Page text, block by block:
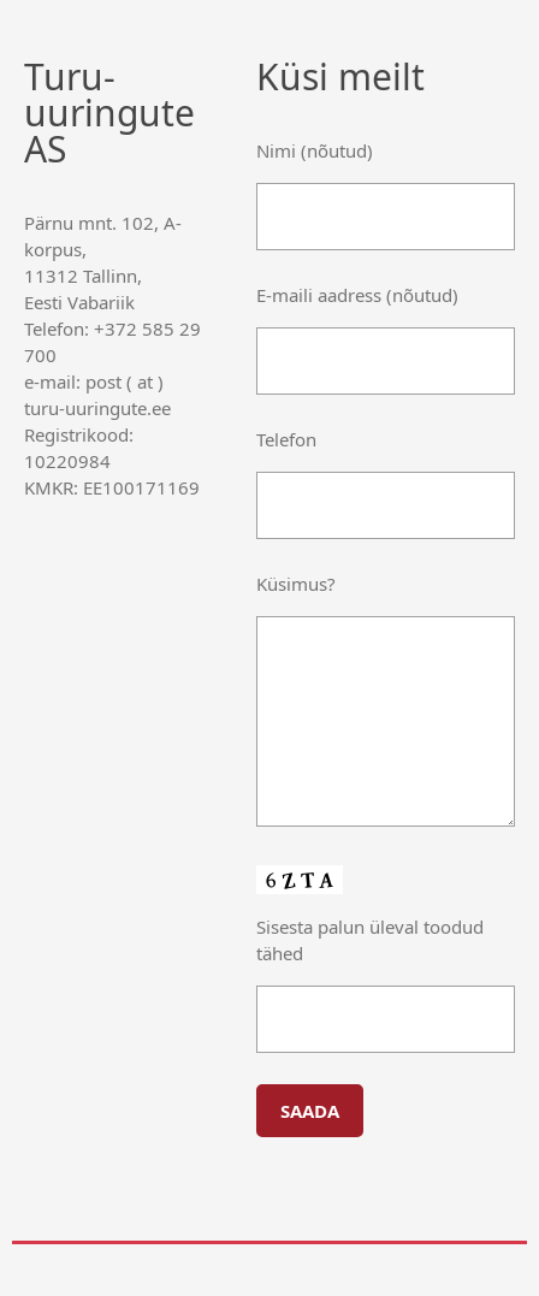
Turu-
uuringute
AS
Pärnu mnt. 102, A-
korpus,
11312 Tallinn,
Eesti Vabariik
Telefon: +372 585 29
700
e-mail: post ( at )
turu-uuringute.ee
Registrikood:
10220984
KMKR: EE100171169
Küsi meilt
Nimi (nõutud)
E-maili aadress (nõutud)
Telefon
Küsimus?
Sisesta palun üleval toodud
tähed